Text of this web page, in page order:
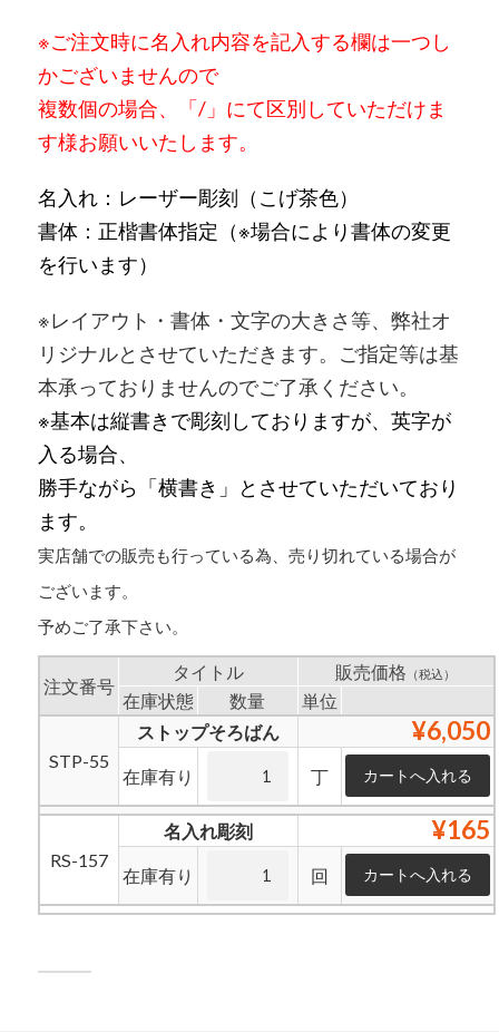
※ご注文時に名入れ内容を記入する欄は一つし
かございませんので
複数個の場合、「/」にて区別していただけま
す様お願いいたします。
名入れ：レーザー彫刻（こげ茶色）
書体：正楷書体指定（※場合により書体の変更
を行います）
※レイアウト・書体・文字の大きさ等、弊社オ
リジナルとさせていただきます。ご指定等は基
本承っておりませんのでご了承ください。
※基本は縦書きで彫刻しておりますが、 英字が
入る場合、
勝手ながら「横書き」とさせていただいており
ます。
実店舗での販売も行っている為、売り切れている場合が
ございます。
予めご了承下さい。
注文番号
タイトル 販売価格 （税込）
在庫状態 数量 単位
STP-55
ストップそろばん ¥6,050
在庫有り 丁
RS-157
名入れ彫刻 ¥165
在庫有り 回